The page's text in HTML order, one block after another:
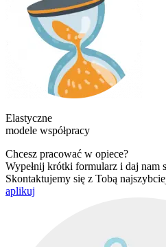
Elastyczne
modele współpracy
Chcesz pracować w opiece?
Wypełnij krótki formularz i daj nam
Skontaktujemy się z Tobą
aplikuj